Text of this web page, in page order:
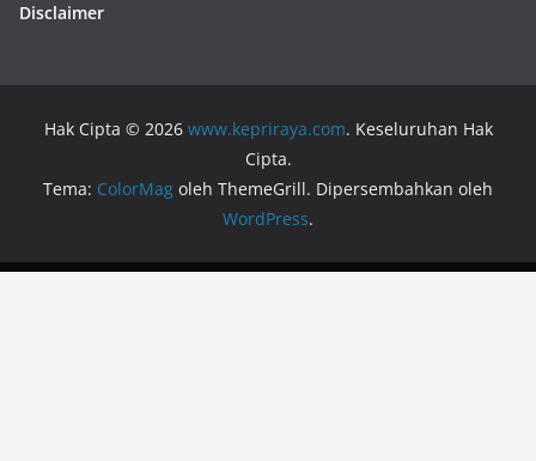
Disclaimer
Hak Cipta © 2026 www.kepriraya.com. Keseluruhan Hak
Cipta.
Tema: ColorMag oleh ThemeGrill. Dipersembahkan oleh
WordPress.